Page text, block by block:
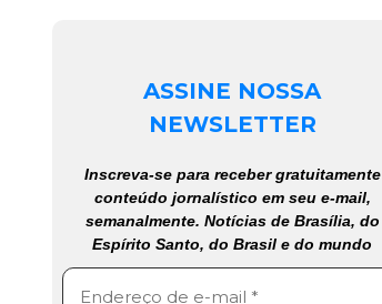
ASSINE NOSSA
NEWSLETTER
Inscreva-se para receber gratuitamente
conteúdo jornalístico em seu e-mail,
semanalmente. Notícias de Brasília, do
Espírito Santo, do Brasil e do mundo